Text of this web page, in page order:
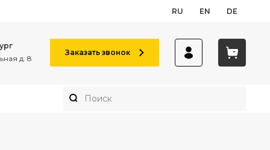
RU EN DE
д. 8
Заказать звонок